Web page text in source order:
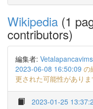
Wikipedia (1
contributors)
編集者:
2023-06-08 16:50:09 の
更された可能性がありま
2023-01-25